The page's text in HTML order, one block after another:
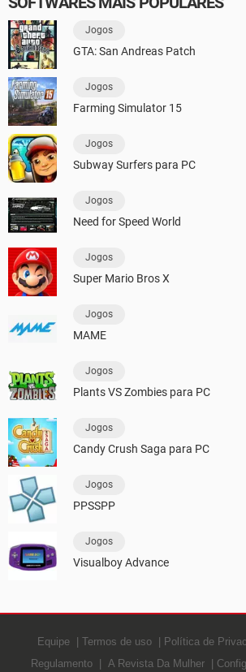
Jogos
GTA: San Andreas Patch
Jogos
Farming Simulator 15
Jogos
Subway Surfers para PC
Jogos
Need for Speed World
Jogos
Super Mario Bros X
Jogos
MAME
Jogos
Plants VS Zombies para PC
Jogos
Candy Crush Saga para PC
Jogos
PPSSPP
Jogos
Visualboy Advance
Equipe Termos de uso Política de
Regulamento
A Revista Da Mulher